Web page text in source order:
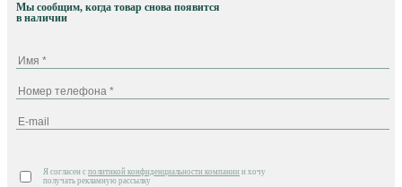
Мы сообщим, когда товар снова появится
в наличии
Я согласен с политикой конфиденциальности компании и хочу
получать рекламную рассылку